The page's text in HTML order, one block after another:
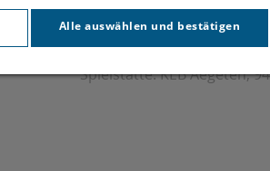
Spielstätte: KEB Aegeten,
Alle auswählen und bestätigen